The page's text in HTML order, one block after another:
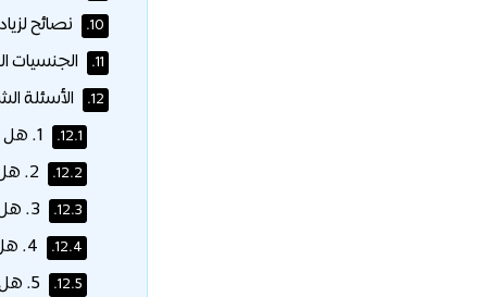
10. نصائح
11. الجنسيات
12. الأسئلة
12.1.
12.2.
12.3.
12.4.
12.5.